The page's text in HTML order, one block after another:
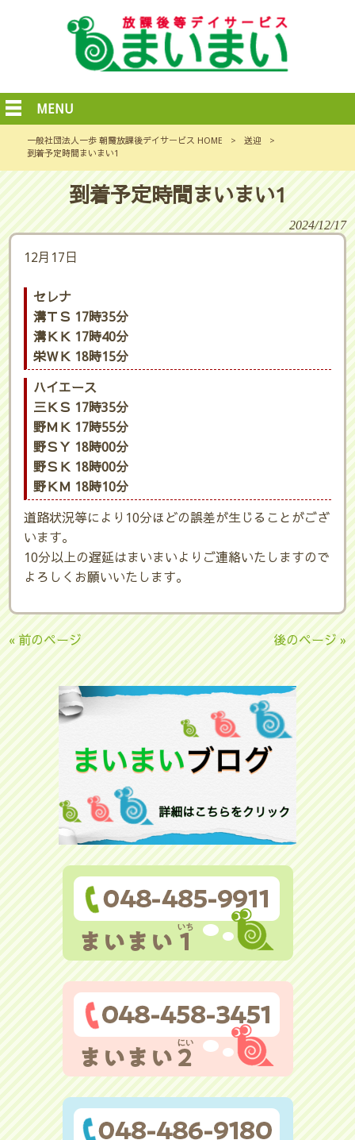
MENU
一般社団法人一歩 朝霞放課後デイサービス HOME > 送迎
>
到着予定時間まいまい1
到着予定時間まいまい1
2024/12/17
12月17日
セレナ
溝ＴＳ 17時35分
溝ＫＫ 17時40分
栄ＷＫ 18時15分
ハイエース
三ＫＳ 17時35分
野ＭＫ 17時55分
野ＳＹ 18時00分
野ＳＫ 18時00分
野ＫＭ 18時10分
道路状況等により10分ほどの誤差が生じることがござ
います。
10分以上の遅延はまいまいよりご連絡いたしますので
よろしくお願いいたします。
« 前のページ 後のページ »